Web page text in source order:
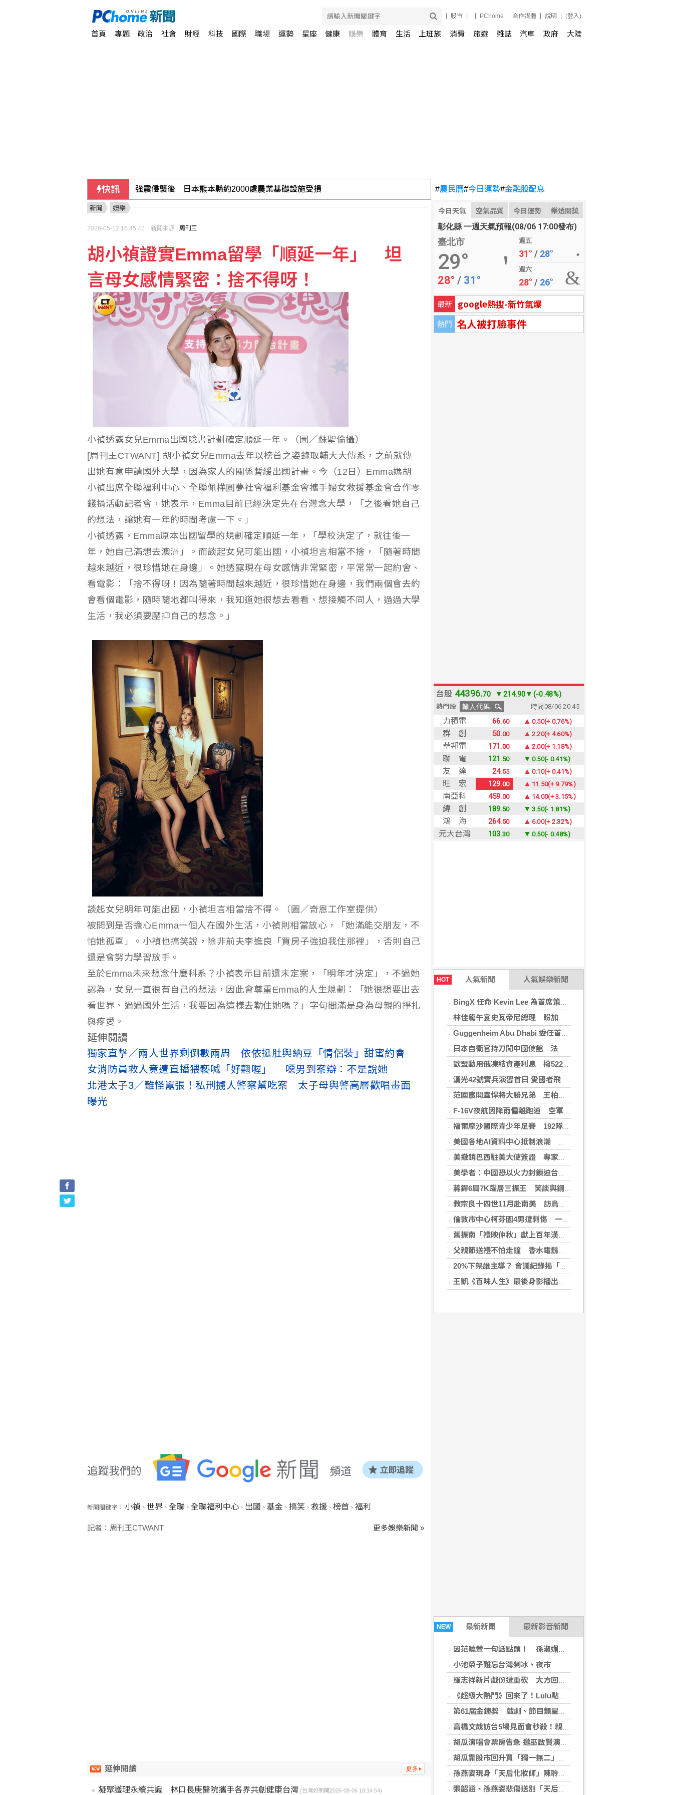
股市 PChome 合作媒體 說明 (登入)
首頁 專題 政治 社會 財經 科技 國際 職場 運勢 星座 健康 娛樂 體育 生活 上班族 消費 旅遊 雜誌 汽車 政府 大陸
快訊 60多名行員遭指收回扣 金管會請銀行全面清查
高市早苗熊本勘災掀論戰 官邸駁視察「只待3分鐘」
強震侵襲後 日本熊本縣約2000處農業基礎設施受損
#農民曆#今日運勢#金融股配息
今日天氣 空氣品質 今日運勢 樂透開獎
彰化縣 一週天氣預報(08/06 17:00發布)
臺北市
29°
28° / 31°
週五
31° / 28°
週六
28° / 26°
最新 google熱搜-新竹氣爆
熱門 名人被打臉事件
HOT 人氣新聞 人氣娛樂新聞
BingX 任命 Kevin Lee 為首席策略長，加速推進多資產、以用戶為核心的發展願景
林佳龍午宴史瓦帝尼總理 盼加強各領域雙邊合作
Guggenheim Abu Dhabi 委任首任館長
日本自衛官持刀闖中國使館 法庭上稱促中國改變外交
歐盟動用俄凍結資產利息 撥522億元援助烏克蘭
漢光42號實兵演習首日 愛國者飛彈車高雄罕見現蹤
范國宸開轟悍將大勝兄弟 王柏融再見安雄鷹擒猿
F-16V夜航因降雨偏離跑道 空軍：人員安全飛機輕損
福爾摩沙國際青少年足賽 192隊參賽規模創新高
美國各地AI資料中心抵制浪潮 川普指控北京煽動
美撤銷巴西駐美大使簽證 專家警告加劇外交僵局
美學者：中國恐以火力封鎖迫台屈服 降低國際介入可能
蔣銲6局7K躍居三振王 笑談與鋼龍良性競爭
教宗良十四世11月赴南美 訪烏拉圭、阿根廷和秘魯
倫敦市中心柯芬園4男遭刺傷 一女涉持械攻擊被捕
舊振南「禮映仲秋」獻上百年漢餅心意 百日紅豆入餡經典蛋黃酥、噶瑪蘭聯名月餅、獨特人氣款必嚐
父親節送禮不怕走鐘 香水電鬍刀千年不敗
20%下架誰主導？ 會議紀錄揭「食安辦」提全面下架會牽連下游
王凱《百味人生》最後身影播出！夏宇禾捧信哭喊愛意 劇迷全破防
NEW 最新新聞 最新影音新聞
因范曉萱一句話點頭！ 孫淑媚出道31年認真學生上身備戰
小池榮子難忘台灣剉冰、夜市 笑喊：一直在吃
羅志祥新片戲份遭重砍 大方回應：有存在感就好
《超級大熱門》回來了！Lulu點出台綜新考驗 吳宗憲招牌笑果全開
第61屆金鐘獎 戲劇、節目類星光大道主持人揭曉
高橋文哉訪台5場見面會秒殺！親錄影片喊話粉絲：戲院見
胡瓜演唱會票房告急 邀巫啟賢演出做公益
胡瓜靠股市回升買「獨一無二」生日禮寵妻 自爆偷拿百萬現金搞砸驚喜
孫燕姿現身「天后化妝師」陳聆薇告別式 張韶涵不捨喊：一路好走
張韶涵、孫燕姿悲傷送別「天后御用彩妝師」 蔡健雅一度泣不成聲
新聞 娛樂
2026-05-12 16:45:42 新聞來源 : 周刊王
胡小禎證實Emma留學「順延一年」 坦
言母女感情緊密：捨不得呀！
小禎透露女兒Emma出國唸書計劃確定順延一年。（圖／蘇聖倫攝）
[周刊王CTWANT] 胡小禎女兒Emma去年以榜首之姿錄取輔大大傳系，之前就傳
出她有意申請國外大學，因為家人的關係暫緩出國計畫。今（12日）Emma媽胡
小禎出席全聯福利中心、全聯佩樺圓夢社會福利基金會攜手婦女救援基金會合作零
錢捐活動記者會，她表示，Emma目前已經決定先在台灣念大學，「之後看她自己
的想法，讓她有一年的時間考慮一下。」
小禎透露，Emma原本出國留學的規劃確定順延一年，「學校決定了，就往後一
年，她自己滿想去澳洲」。而談起女兒可能出國，小禎坦言相當不捨，「隨著時間
越來越近，很珍惜她在身邊」。她透露現在母女感情非常緊密，平常常一起約會、
看電影：「捨不得呀！因為隨著時間越來越近，很珍惜她在身邊，我們兩個會去約
會看個電影，隨時隨地都叫得來，我知道她很想去看看、想接觸不同人，過過大學
生活，我必須要壓抑自己的想念。」
談起女兒明年可能出國，小禎坦言相當捨不得。（圖／奇恩工作室提供）
被問到是否擔心Emma一個人在國外生活，小禎則相當放心，「她滿能交朋友，不
怕她孤單」。小禎也搞笑說，除非前夫李進良「買房子強迫我住那裡」，否則自己
還是會努力學習放手。
至於Emma未來想念什麼科系？小禎表示目前還未定案，「明年才決定」，不過她
認為，女兒一直很有自己的想法，因此會尊重Emma的人生規劃：「她很想要出去
看世界、過過國外生活，我要因為這樣去勒住她嗎？」字句間滿是身為母親的掙扎
與疼愛。
延伸閱讀
獨家直擊／兩人世界剩倒數兩周 依依挺肚與納豆「情侶裝」甜蜜約會
女消防員救人竟遭直播猥褻喊「好翹喔」 噁男到案辯：不是說她
北港太子3／難怪囂張！私刑擄人警察幫吃案 太子母與警高層歡唱畫面
曝光
新聞關鍵字： 小禎 、 世界、 全聯、 全聯福利中心、 出國 、 基金 、 搞笑、 救援、 榜首 、 福利
記者：周刊王CTWANT 更多娛樂新聞 »
延伸閱讀
凝聚護理永續共識 林口長庚醫院攜手各界共創健康台灣 (台灣好新聞2026-08-06 19:14:54)